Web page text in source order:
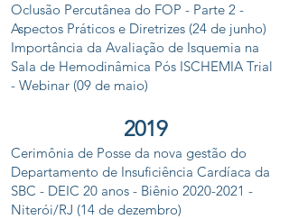
Oclusão Percutânea do FOP - Parte 2 -
Aspectos Práticos e Diretrizes (24 de junho)
Importância da Avaliação de Isquemia na
Sala de Hemodinâmica Pós ISCHEMIA Trial
- Webinar (09 de maio)
2019
Cerimônia de Posse da nova gestão do
Departamento de Insuficiência Cardíaca da
SBC - DEIC 20 anos - Biênio 2020-2021 -
Niterói/RJ (14 de dezembro)